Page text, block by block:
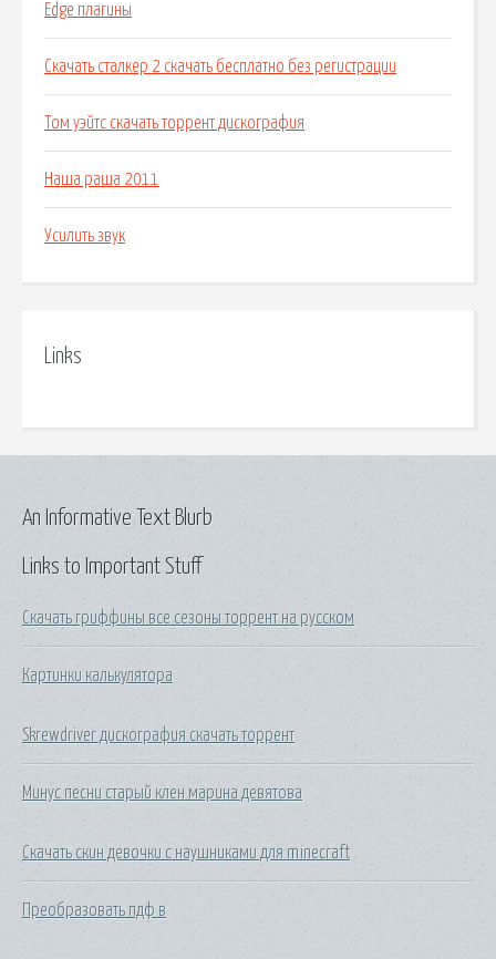
Edge плагины
Скачать сталкер 2 скачать бесплатно без регистрации
Том уэйтс скачать торрент дискография
Наша раша 2011
Усилить звук
Links
Links to Important Stuff
Скачать гриффины все сезоны торрент на русском
Картинки калькулятора
Skrewdriver дискография скачать торрент
Минус песни старый клен марина девятова
Скачать скин девочки с наушниками для minecraft
Преобразовать пдф в
An Informative Text Blurb